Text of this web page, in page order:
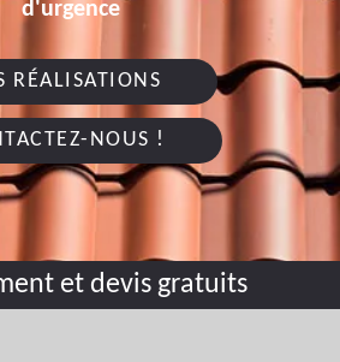
d'urgence
RÉALISATIONS
NOUS !
et devis gratuits